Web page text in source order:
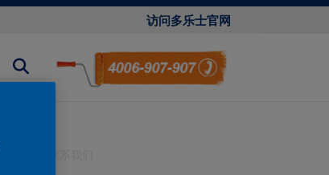
访问多乐士官网